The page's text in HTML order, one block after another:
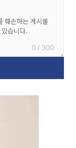
0 / 300